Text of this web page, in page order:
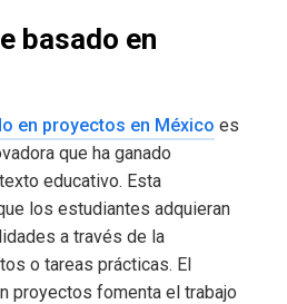
basado en
en proyectos en México es
que ha ganado
educativo. Esta
los estudiantes adquieran
a través de la
o tareas prácticas. El
proyectos fomenta el trabajo